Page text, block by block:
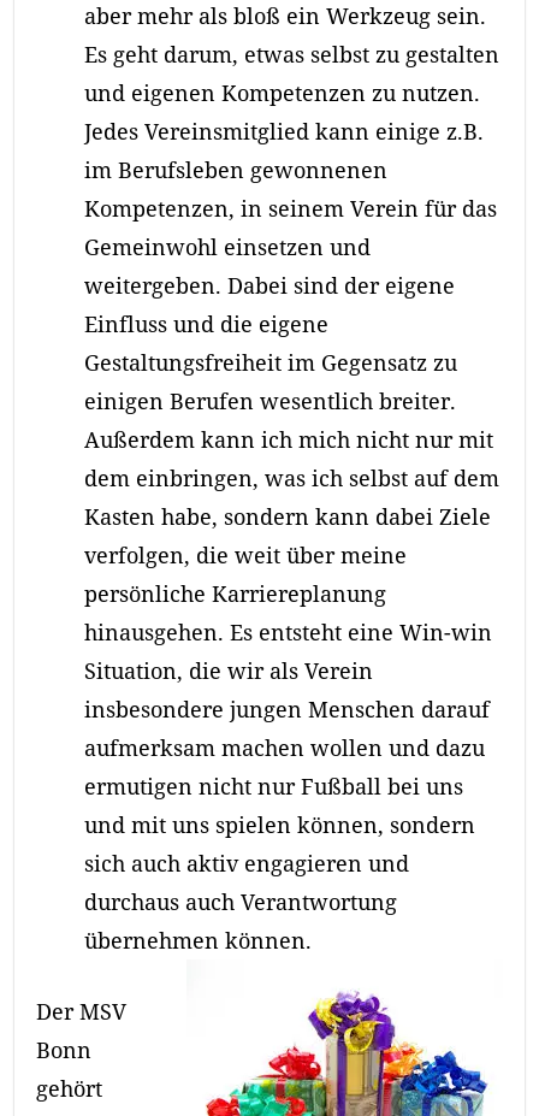
aber mehr als bloß ein Werkzeug sein.
Es geht darum, etwas selbst zu gestalten
und eigenen Kompetenzen zu nutzen.
Jedes Vereinsmitglied kann einige z.B.
im Berufsleben gewonnenen
Kompetenzen, in seinem Verein für das
Gemeinwohl einsetzen und
weitergeben. Dabei sind der eigene
Einfluss und die eigene
Gestaltungsfreiheit im Gegensatz zu
einigen Berufen wesentlich breiter.
Außerdem kann ich mich nicht nur mit
dem einbringen, was ich selbst auf dem
Kasten habe, sondern kann dabei Ziele
verfolgen, die weit über meine
persönliche Karriereplanung
hinausgehen. Es entsteht eine Win-win
Situation, die wir als Verein
insbesondere jungen Menschen darauf
aufmerksam machen wollen und dazu
ermutigen nicht nur Fußball bei uns
und mit uns spielen können, sondern
sich auch aktiv engagieren und
durchaus auch Verantwortung
übernehmen können.
Der MSV
Bonn
gehört